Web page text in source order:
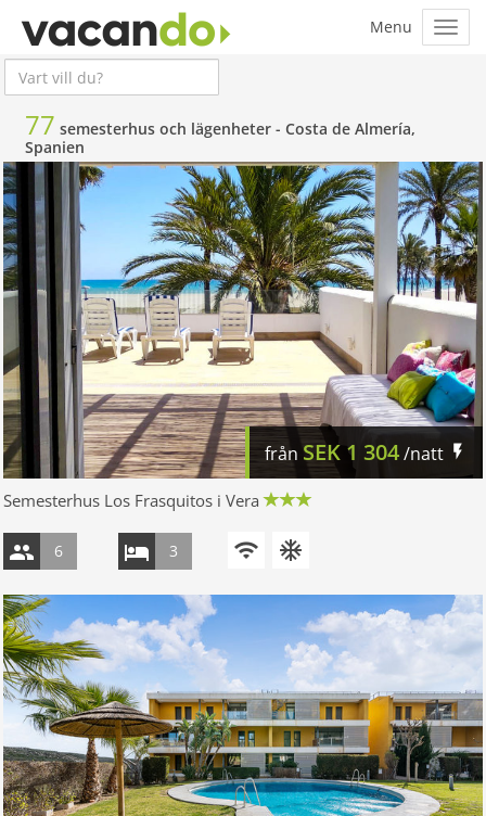
77 semesterhus och lägenheter - Costa de Almería,
Spanien
från SEK 1 304/natt
Semesterhus Los Frasquitos i Vera
6 3